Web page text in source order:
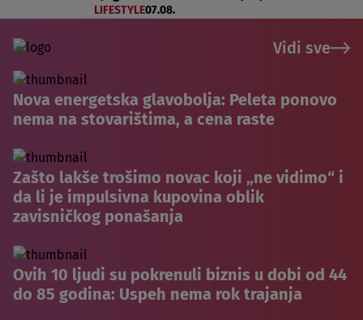
LIFESTYLE07.08.
Vidi sve
Nova energetska glavobolja: Peleta ponovo
nema na stovarištima, a cena raste
Zašto lakše trošimo novac koji „ne vidimo“ i
da li je impulsivna kupovina oblik
zavisničkog ponašanja
Ovih 10 ljudi su pokrenuli biznis u dobi od 44
do 85 godina: Uspeh nema rok trajanja